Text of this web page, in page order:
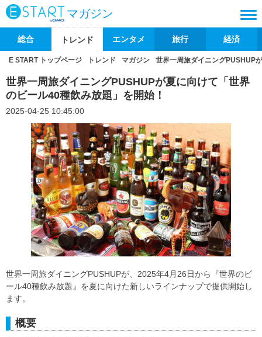
マガジン
総合 トレンド エンタメ 旅行 経済
E START トップページ トレンド マガジン 世界一周旅ダイニングPUSHUP
世界一周旅ダイニングPUSHUPが夏に向けて「世界
のビール40種飲み放題」を開始！
2025-04-25 10:45:00
世界一周旅ダイニングPUSHUPが、2025年4月26日から『世界のビ
ール40種飲み放題』を夏に向けた新しいラインナップで提供開始し
ます。
概要